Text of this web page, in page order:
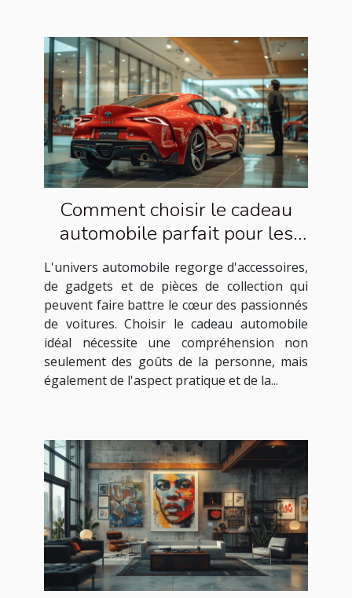
Comment choisir le cadeau
automobile parfait pour les
passionnés de voitures
L'univers automobile regorge d'accessoires,
de gadgets et de pièces de collection qui
peuvent faire battre le cœur des passionnés
de voitures. Choisir le cadeau automobile
idéal nécessite une compréhension non
seulement des goûts de la personne, mais
également de l'aspect pratique et de la...